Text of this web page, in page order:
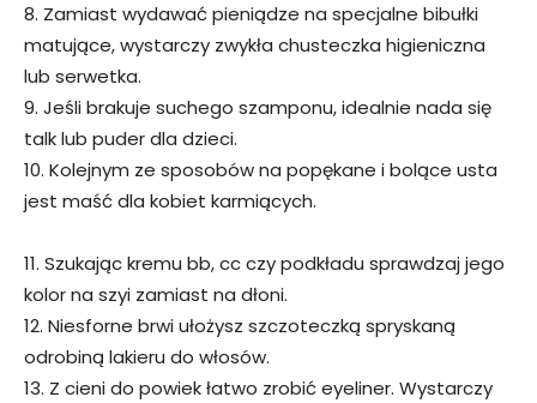
8. Zamiast wydawać pieniądze na specjalne bibułki
matujące, wystarczy zwykła chusteczka higieniczna
lub serwetka.
9. Jeśli brakuje suchego szamponu, idealnie nada się
talk lub puder dla dzieci.
10. Kolejnym ze sposobów na popękane i bolące usta
jest maść dla kobiet karmiących.
11. Szukając kremu bb, cc czy podkładu sprawdzaj jego
kolor na szyi zamiast na dłoni.
12. Niesforne brwi ułożysz szczoteczką spryskaną
odrobiną lakieru do włosów.
13. Z cieni do powiek łatwo zrobić eyeliner. Wystarczy